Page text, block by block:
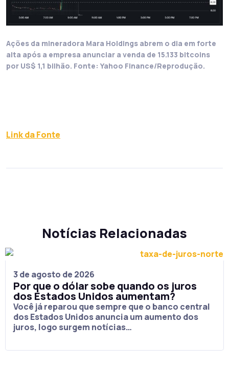
Ações da mineradora Mara Holdings abrem o dia em forte
alta após a empresa anunciar a venda de 15.133 bitcoins
por US$ 1,1 bilhão. Fonte: Yahoo Finance/Reprodução.
Link da Fonte
Notícias Relacionadas
3 de agosto de 2026
Por que o dólar sobe quando os juros
dos Estados Unidos aumentam?
Você já reparou que sempre que o banco central
dos Estados Unidos anuncia um aumento dos
juros, logo surgem notícias…